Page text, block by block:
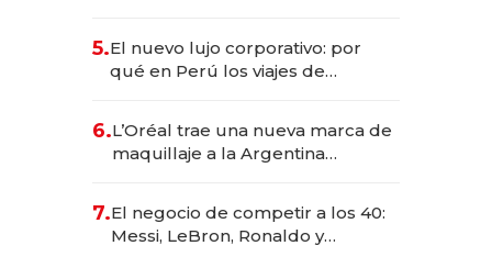
5.El nuevo lujo corporativo: por
qué en Perú los viajes de
transformadoras
6.L’Oréal trae una nueva marca de
maquillaje a la Argentina
7.El negocio de competir a los 40:
Messi, LeBron, Ronaldo y